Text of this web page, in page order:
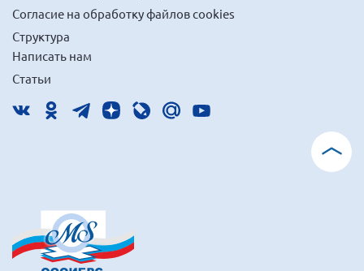
Согласие на обработку файлов cookies
Структура
Написать нам
Статьи